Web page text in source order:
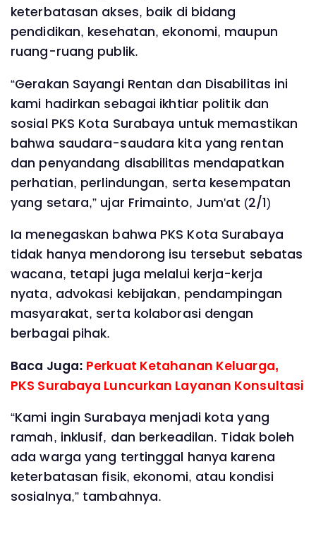
keterbatasan akses, baik di bidang
pendidikan, kesehatan, ekonomi, maupun
ruang-ruang publik.
‎“Gerakan Sayangi Rentan dan Disabilitas ini
kami hadirkan sebagai ikhtiar politik dan
sosial PKS Kota Surabaya untuk memastikan
bahwa saudara-saudara kita yang rentan
dan penyandang disabilitas mendapatkan
perhatian, perlindungan, serta kesempatan
yang setara,” ujar Frimainto, Jum'at (2/1)
‎Ia menegaskan bahwa PKS Kota Surabaya
tidak hanya mendorong isu tersebut sebatas
wacana, tetapi juga melalui kerja-kerja
nyata, advokasi kebijakan, pendampingan
masyarakat, serta kolaborasi dengan
berbagai pihak.
Baca Juga: Perkuat Ketahanan Keluarga,
PKS Surabaya Luncurkan Layanan Konsultasi
‎“Kami ingin Surabaya menjadi kota yang
ramah, inklusif, dan berkeadilan. Tidak boleh
ada warga yang tertinggal hanya karena
keterbatasan fisik, ekonomi, atau kondisi
sosialnya,” tambahnya.